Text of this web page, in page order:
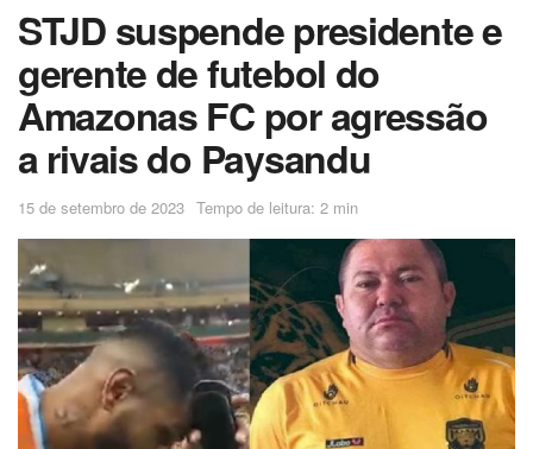
STJD suspende presidente e
gerente de futebol do
Amazonas FC por agressão
a rivais do Paysandu
15 de setembro de 2023 Tempo de leitura: 2 min